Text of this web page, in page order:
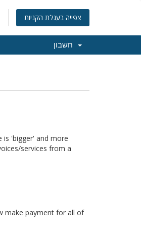
צפייה בעגלת הקניות
is 'bigger' and more
services from a
make payment for all of